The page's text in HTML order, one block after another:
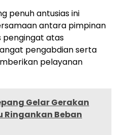
penuh antusias ini
antara pimpinan
pengingat atas
pengabdian serta
pelayanan
Gelar Gerakan
Ringankan Beban